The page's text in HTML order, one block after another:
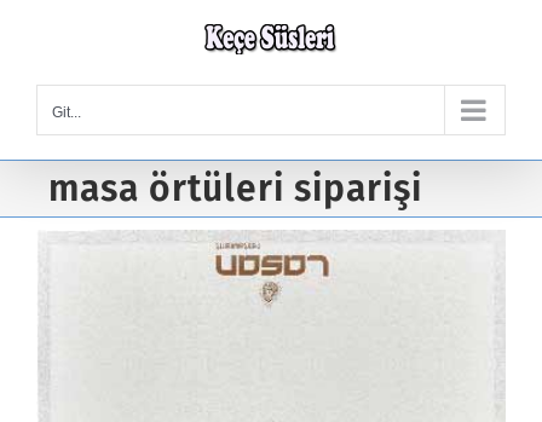
content
Git...
masa örtüleri siparişi